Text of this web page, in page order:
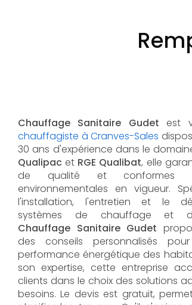
Chauffage Sanitaire Gudet est
chauffagiste à Cranves-Sales
30 ans d'expérience dans le
Qualipac et RGE Qualibat, elle
de qualité et conformes
environnementales en vigueur.
l'installation, l'entretien et le
systèmes de chauffage et
Chauffage Sanitaire Gudet
des conseils personnalisés
performance énergétique des
son expertise, cette entreprise
clients dans le choix des solutions
besoins. Le devis est gratuit,